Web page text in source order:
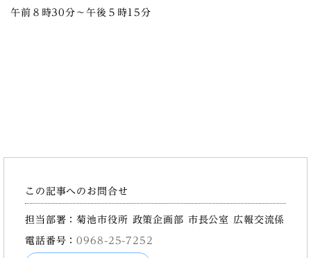
午前８時30分～午後５時15分
この記事へのお問合せ
担当部署：菊池市役所 政策企画部 市長公室 広報交流係
電話番号：0968-25-7252